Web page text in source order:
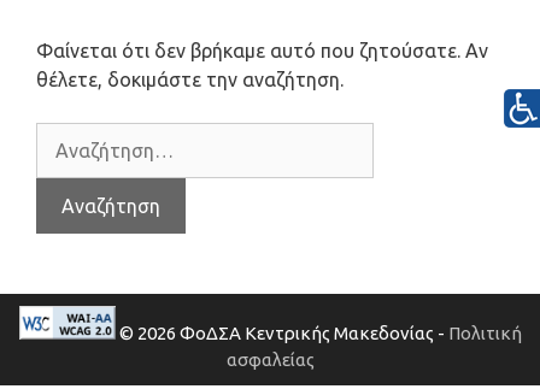
Φαίνεται ότι δεν βρήκαμε αυτό που ζητούσατε. Αν
θέλετε, δοκιμάστε την αναζήτηση.
© 2026 ΦοΔΣΑ Κεντρικής Μακεδονίας - Πολιτική
ασφαλείας